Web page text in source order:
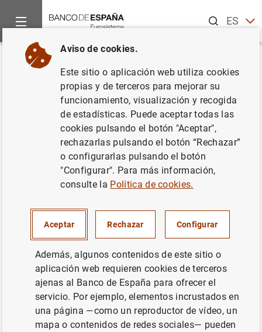
ESEN
Inicio Noticias y eventos
Volver
Informe sobre los resultados de
la encuesta sobre el acceso a la
financiación de las empresas de
la zona del euro abril-
septiembre de 2017
SITUACIÓN ECONÓMICA
ESPAÑA
Informe sobre los resultados de la encuesta
Aviso de cookies.
Este sitio o aplicación web utiliza cookies
propias y de terceros para mejorar su
funcionamiento, visualización y recogida
de estadísticas. Puede aceptar todas las
cookies pulsando el botón "Aceptar",
rechazarlas pulsando el botón “Rechazar”
o configurarlas pulsando el botón
"Configurar". Para más información,
consulte la Política de cookies.
Aceptar Rechazar Configurar
Además, algunos contenidos de este sitio o
aplicación web requieren cookies de terceros
ajenas al Banco de España para ofrecer el
servicio. Por ejemplo, elementos incrustados en
una página —como un reproductor de vídeo, un
mapa o contenidos de redes sociales— pueden